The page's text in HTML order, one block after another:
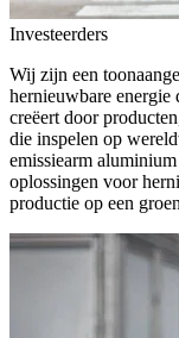
Investeerders
Wij zijn een
hernieuwbare energie
creëert door
die inspelen op
emissiearm
oplossingen voor
productie op een